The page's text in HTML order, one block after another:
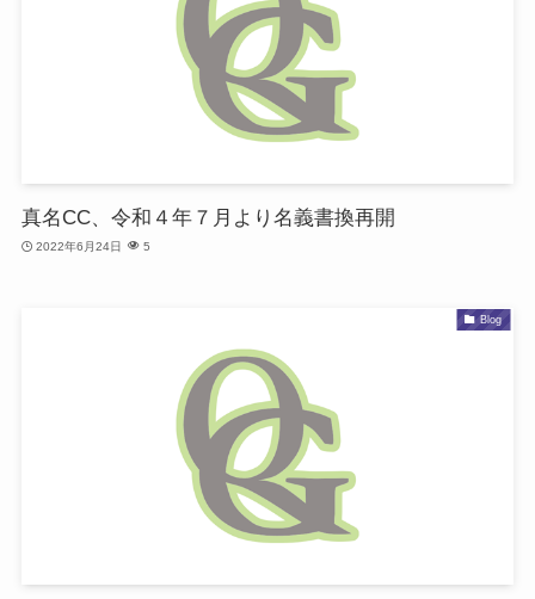
真名CC、令和４年７月より名義書換再開
2022年6月24日 5
Blog